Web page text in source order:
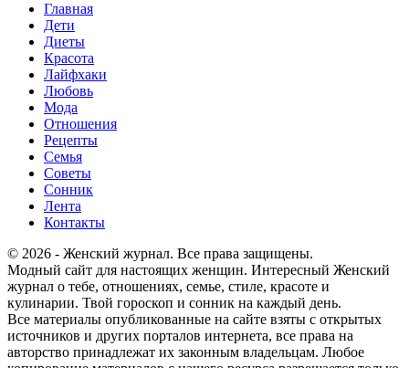
Главная
Дети
Диеты
Красота
Лайфхаки
Любовь
Мода
Отношения
Рецепты
Семья
Советы
Сонник
Лента
Контакты
© 2026 - Женский журнал. Все права защищены.
Модный сайт для настоящих женщин. Интересный Женский
журнал о тебе, отношениях, семье, стиле, красоте и
кулинарии. Твой гороскоп и сонник на каждый день.
Все материалы опубликованные на сайте взяты с открытых
источников и других порталов интернета, все права на
авторство принадлежат их законным владельцам. Любое